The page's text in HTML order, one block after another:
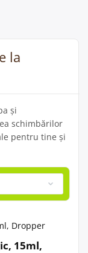
la
și
schimbărilor
pentru tine și
15ml,